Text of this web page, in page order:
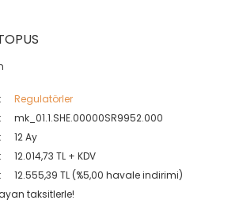
Regulatörler
mk_01.1.SHE.00000SR9952.000
12 Ay
12.014,73 TL + KDV
12.555,39 TL (%5,00 havale indirimi)
taksitlerle!